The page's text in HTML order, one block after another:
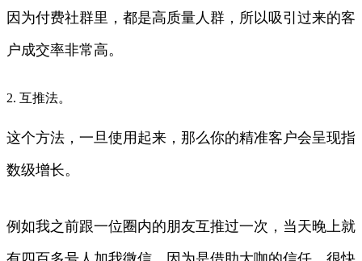
因为付费社群里，都是高质量人群，所以吸引过来的客
户成交率非常高。
2. 互推法。
这个方法，一旦使用起来，那么你的精准客户会呈现指
数级增长。
例如我之前跟一位圈内的朋友互推过一次，当天晚上就